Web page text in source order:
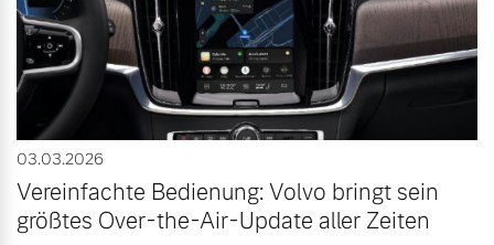
03.03.2026
Vereinfachte Bedienung: Volvo bringt sein
größtes Over-the-Air-Update aller Zeiten